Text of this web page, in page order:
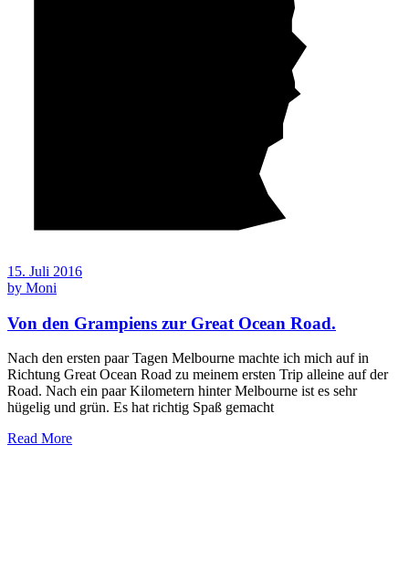
15. Juli 2016
by Moni
Von den Grampiens zur Great Ocean Road.
Nach den ersten paar Tagen Melbourne machte ich mich auf in
Richtung Great Ocean Road zu meinem ersten Trip alleine auf der
Road. Nach ein paar Kilometern hinter Melbourne ist es sehr
hügelig und grün. Es hat richtig Spaß gemacht
Read More